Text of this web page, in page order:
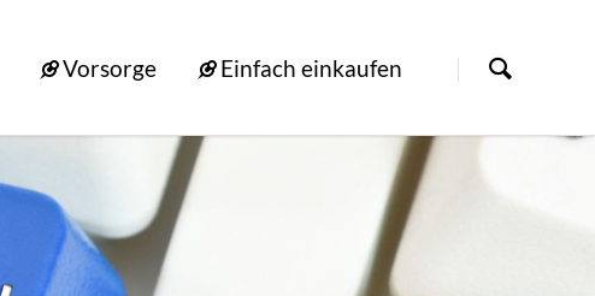
Vorsorge Einfach einkaufen